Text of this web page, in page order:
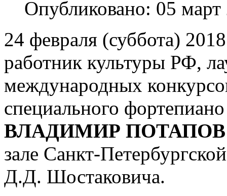
Опубликовано: 05 март
24 февраля (суббота)
работник культуры РФ,
международных
специального
ВЛАДИМИР ПОТАПОВ
зале Санкт-
Д.Д. Шостаковича.